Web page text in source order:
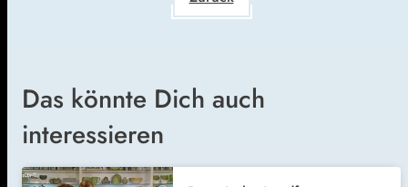
Das könnte Dich auch
interessieren